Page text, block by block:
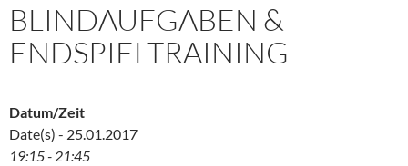
BLINDAUFGABEN &
ENDSPIELTRAINING
Datum/Zeit
Date(s) - 25.01.2017
19:15 - 21:45